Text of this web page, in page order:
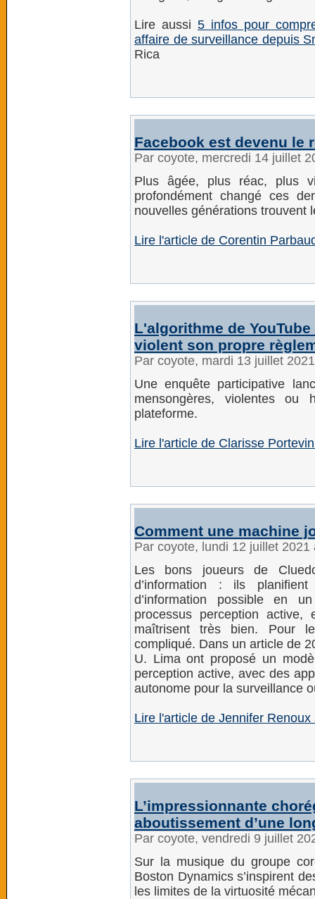
Lire aussi 5 infos pour
affaire de surveillance depuis
Rica
Facebook est devenu le
Par coyote, mercredi 14 juillet
Plus âgée, plus réac, plus
profondément changé ces
nouvelles générations trouvent
Lire l'article de Corentin
L'algorithme de
violent son propre
Par coyote, mardi 13 juillet
Une enquête participative
mensongères, violentes ou
plateforme.
Lire l'article de Clarisse
Comment une machine
Par coyote, lundi 12 juillet
Les bons joueurs de
d’information : ils
d’information possible en
processus perception
maîtrisent très bien. Pour
compliqué. Dans un article de
U. Lima ont proposé un
perception active, avec des
autonome pour la surveillance
Lire l'article de Jennifer
L’impressionnante
aboutissement d’une
Par coyote, vendredi 9 juillet
Sur la musique du groupe
Boston Dynamics s’inspirent
les limites de la virtuosité